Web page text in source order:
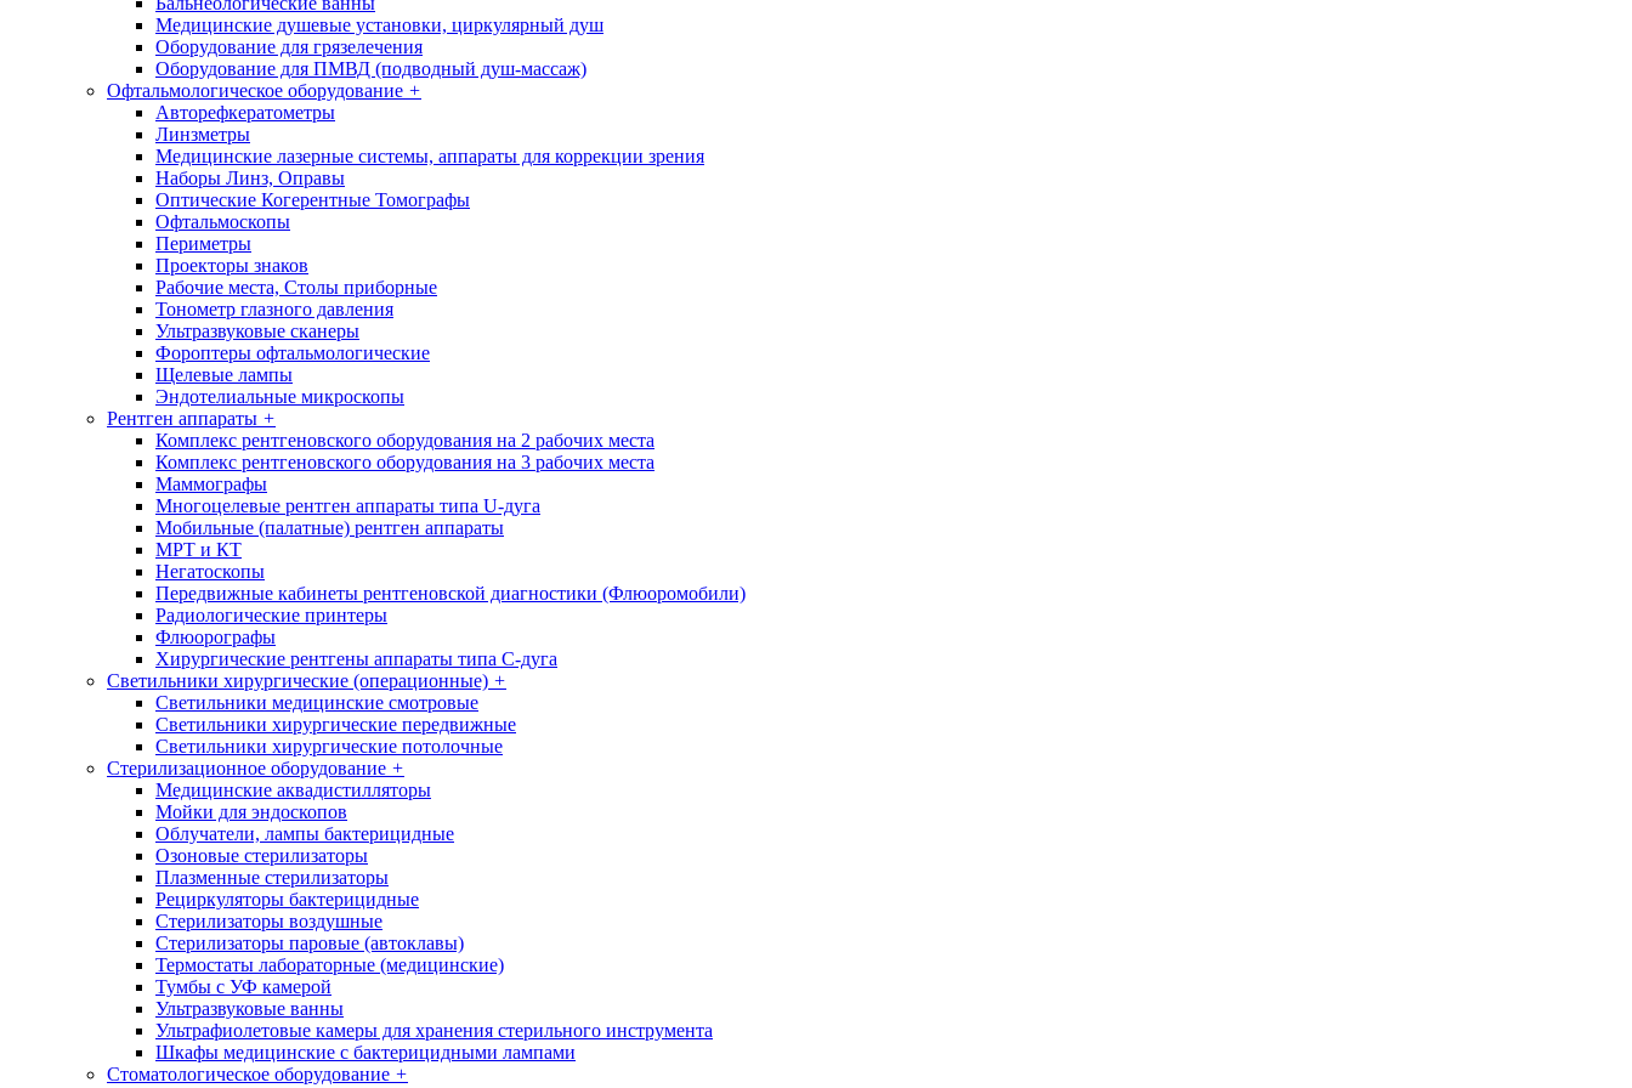
Медицинские душевые установки, циркулярный душ
Оборудование для грязелечения
Оборудование для ПМВД (подводный душ-массаж)
Офтальмологическое оборудование +
Авторефкератометры
Линзметры
Медицинские лазерные системы, аппараты для коррекции зрения
Наборы Линз, Оправы
Оптические Когерентные Томографы
Офтальмоскопы
Периметры
Проекторы знаков
Рабочие места, Столы приборные
Тонометр глазного давления
Ультразвуковые сканеры
Фороптеры офтальмологические
Щелевые лампы
Эндотелиальные микроскопы
Рентген аппараты +
Комплекс рентгеновского оборудования на 2 рабочих места
Комплекс рентгеновского оборудования на 3 рабочих места
Маммографы
Многоцелевые рентген аппараты типа U-дуга
Мобильные (палатные) рентген аппараты
МРТ и КТ
Негатоскопы
Передвижные кабинеты рентгеновской диагностики (Флюоромобили)
Радиологические принтеры
Флюорографы
Хирургические рентгены аппараты типа С-дуга
Светильники хирургические (операционные) +
Светильники медицинские смотровые
Светильники хирургические передвижные
Светильники хирургические потолочные
Стерилизационное оборудование +
Медицинские аквадистилляторы
Мойки для эндоскопов
Облучатели, лампы бактерицидные
Озоновые стерилизаторы
Плазменные стерилизаторы
Рециркуляторы бактерицидные
Стерилизаторы воздушные
Стерилизаторы паровые (автоклавы)
Термостаты лабораторные (медицинские)
Тумбы с УФ камерой
Ультразвуковые ванны
Ультрафиолетовые камеры для хранения стерильного инструмента
Шкафы медицинские с бактерицидными лампами
Стоматологическое оборудование +